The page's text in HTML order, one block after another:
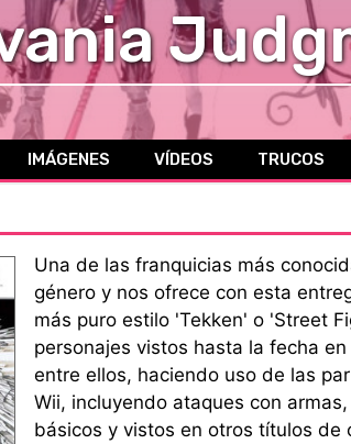
IMÁGENES VÍDEOS TRUCOS
Una de las franquicias más
género y nos ofrece con esta
más puro estilo 'Tekken' o 'Street
personajes vistos hasta la fecha
entre ellos, haciendo uso de las
Wii, incluyendo ataques con
básicos y vistos en otros títulos de